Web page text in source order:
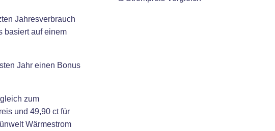
Jahresverbrauch
basiert auf einem
Jahr einen Bonus
zum
und 49,90 ct für
Wärmestrom